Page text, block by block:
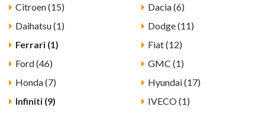
Citroen (15)
Dacia (6)
Daihatsu (1)
Dodge (11)
Ferrari (1)
Fiat (12)
Ford (46)
GMC (1)
Honda (7)
Hyundai (17)
Infiniti (9)
IVECO (1)